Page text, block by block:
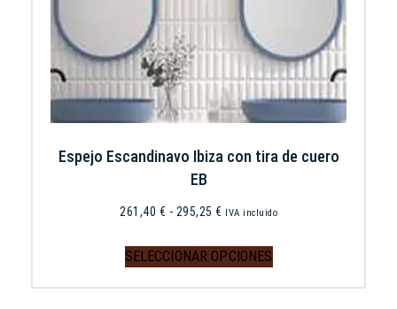
Espejo Escandinavo Ibiza con tira de cuero
EB
261,40 € - 295,25 € IVA incluido
SELECCIONAR OPCIONES